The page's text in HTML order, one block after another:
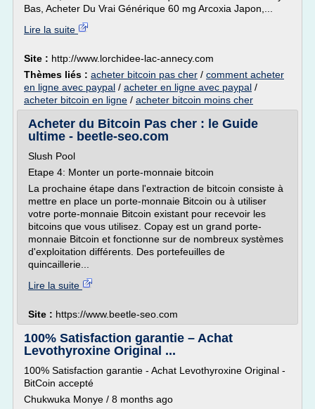
Bas, Acheter Du Vrai Générique 60 mg Arcoxia Japon,...
Lire la suite
Site : http://www.lorchidee-lac-annecy.com
Thèmes liés : acheter bitcoin pas cher / comment acheter
en ligne avec paypal / acheter en ligne avec paypal /
acheter bitcoin en ligne / acheter bitcoin moins cher
Acheter du Bitcoin Pas cher : le Guide
ultime - beetle-seo.com
Slush Pool
Etape 4: Monter un porte-monnaie bitcoin
La prochaine étape dans l'extraction de bitcoin consiste à
mettre en place un porte-monnaie Bitcoin ou à utiliser
votre porte-monnaie Bitcoin existant pour recevoir les
bitcoins que vous utilisez. Copay est un grand porte-
monnaie Bitcoin et fonctionne sur de nombreux systèmes
d'exploitation différents. Des portefeuilles de
quincaillerie...
Lire la suite
Site : https://www.beetle-seo.com
100% Satisfaction garantie – Achat
Levothyroxine Original ...
100% Satisfaction garantie - Achat Levothyroxine Original -
BitCoin accepté
Chukwuka Monye / 8 months ago